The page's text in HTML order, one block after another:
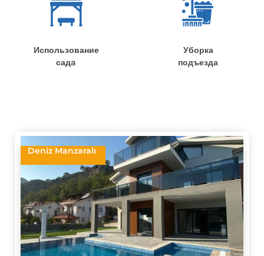
Использование
садa
Уборка
подъезда
Deniz Manzaralı